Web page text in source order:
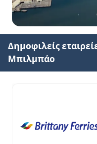
Δημοφιλείς
Μπιλμπάο